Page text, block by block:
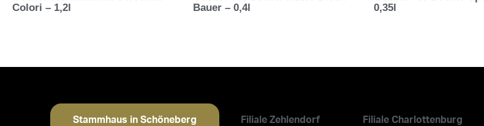
Colori – 1,2l
Bauer – 0,4l
0,35l
Stammhaus in Schöneberg Filiale Zehlendorf Filiale Charlottenburg